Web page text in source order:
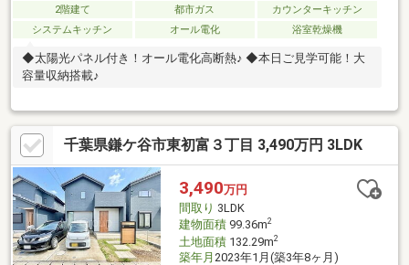
2階建て 都市ガス
カウンターキッチン
システムキッチン
オール電化 浴室乾燥機
◆太陽光パネル付き！オール電化高断熱♪ ◆本日ご見学可能！大
容量収納搭載♪
千葉県鎌ケ谷市東初富３丁目 3,490万円 3LDK
3,490万円
間取り 3LDK
建物面積99.36m2
土地面積132.29m2
築年月 2023年1月(築3年8ヶ月)